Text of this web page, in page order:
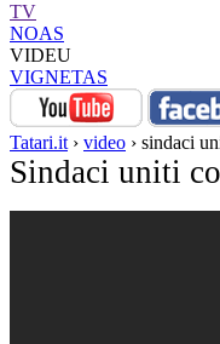
TV
NOAS
VIDEU
VIGNETAS
Tatari.it › video › sindaci
Sindaci uniti